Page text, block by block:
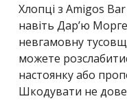
Хлопці з Amigos
навіть Дар’ю
невгамовну
можете
настоянку або
Шкодувати не